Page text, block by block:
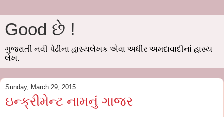
Good છે !
ગુજરાતી નવી પેઢીના હાસ્યલેખક એવા અધીર અમદાવાદીનાં હાસ્ય
લેખ.
Sunday, March 29, 2015
ઇન્ક્રીમેન્ટ નામનું ગાજર